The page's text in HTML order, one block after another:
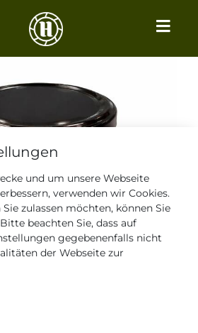
und um unsere Webseite
verwenden wir Cookies.
zulassen möchten, können Sie
beachten Sie, dass auf
gegebenenfalls nicht
der Webseite zur